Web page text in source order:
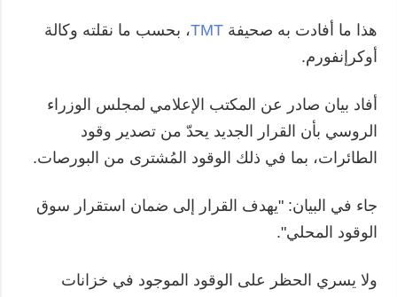
هذا ما أفادت به صحيفةTMT، بحسب ما نقلته وكالة
أوكرإنفورم.
أفاد بيان صادر عن المكتب الإعلامي لمجلس الوزراء
الروسي بأن القرار الجديد يحدّ من تصدير وقود
الطائرات، بما في ذلك الوقود المُشترى من البورصات.
جاء في البيان: "يهدف القرار إلى ضمان استقرار سوق
الوقود المحلي".
ولا يسري الحظر على الوقود الموجود في خزانات